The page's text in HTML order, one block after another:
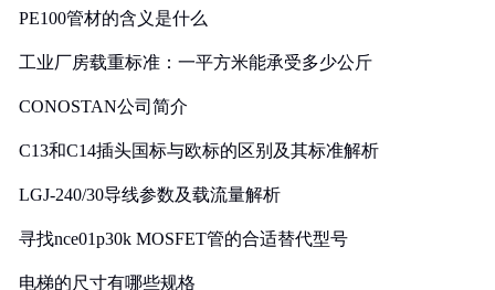
PE100管材的含义是什么
工业厂房载重标准：一平方米能承受多少公斤
CONOSTAN公司简介
C13和C14插头国标与欧标的区别及其标准解析
LGJ-240/30导线参数及载流量解析
寻找nce01p30k MOSFET管的合适替代型号
电梯的尺寸有哪些规格